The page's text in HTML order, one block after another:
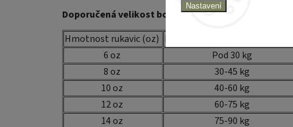
Nastavení
Doporučená velikost boxerských rukavic
Hmotnost rukavic (oz) Doporučená váha sportovce (kg)
6 oz
Pod 30 kg
8 oz
30-45 kg
10 oz
40-60 kg
12 oz
60-75 kg
14 oz
75-90 kg